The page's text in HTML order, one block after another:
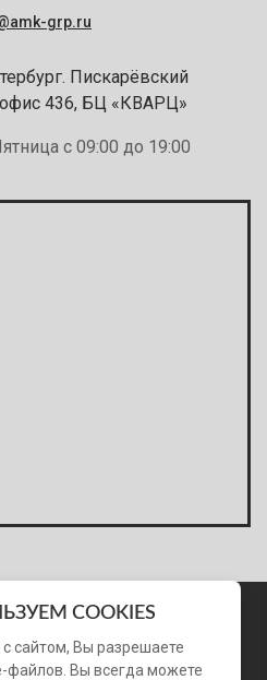
grp.ru
Пискарёвский
офис 436, БЦ «КВАРЦ»
с 09:00 до 19:00
COOKIES
сайтом, Вы разрешаете
файлов. Вы всегда можете